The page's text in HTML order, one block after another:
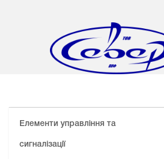
Елементи управління та
сигналізації